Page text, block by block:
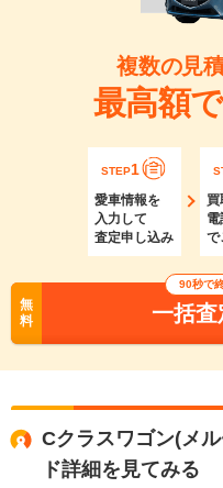
複数の見
最高額
STEP1
愛車情報を
入力して
査定申し込み
買
電
で
無
料
90秒で
一括査
Cクラスワゴン(メ
ド詳細を見てみる